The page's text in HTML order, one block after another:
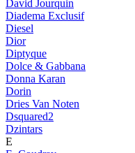
David Jourquin
Diadema Exclusif
Diesel
Dior
Diptyque
Dolce & Gabbana
Donna Karan
Dorin
Dries Van Noten
Dsquared2
Dzintars
E